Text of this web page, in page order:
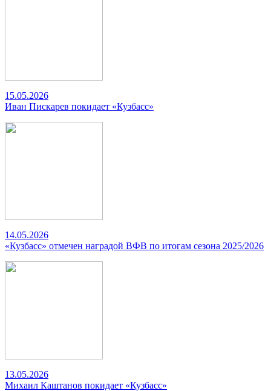
15.05.2026
Иван Пискарев покидает «Кузбасс»
14.05.2026
«Кузбасс» отмечен наградой ВФВ по итогам сезона 2025/2026
13.05.2026
Михаил Каштанов покидает «Кузбасс»